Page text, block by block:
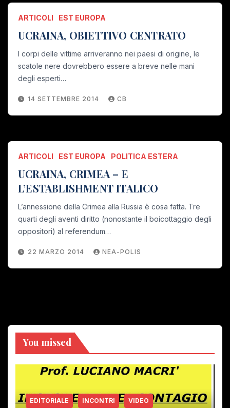
ARTICOLI EST EUROPA
UCRAINA, OBIETTIVO CENTRATO
I corpi delle vittime arriveranno nei paesi di origine, le
scatole nere dovrebbero essere a breve nelle mani
degli esperti…
14 SETTEMBRE 2014 CB
ARTICOLI EST EUROPA POLITICA ESTERA
UCRAINA, CRIMEA – E
L’ESTABLISHMENT ITALICO
L’annessione della Crimea alla Russia è cosa fatta. Tre
quarti degli aventi diritto (nonostante il boicottaggio degli
oppositori) al referendum…
22 MARZO 2014 NEA-POLIS
You missed
EDITORIALE INCONTRI VIDEO